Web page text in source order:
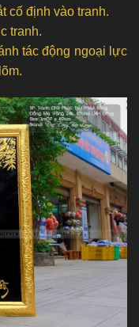
cố định vào tranh.
tranh.
tác động ngoại lực